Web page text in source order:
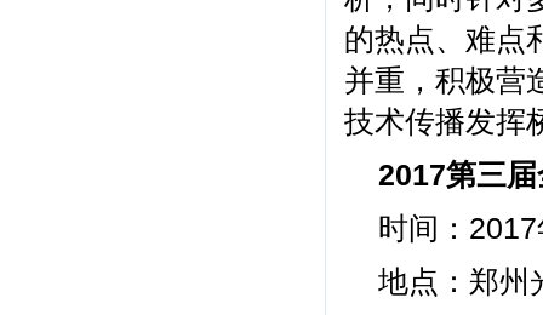
的热点、难点
并重，积极营
技术传播发挥
2017第三
时间：
地点：郑州